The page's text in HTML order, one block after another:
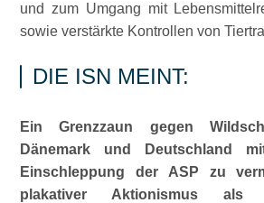
und zum Umgang mit
sowie verstärkte Kontrollen von
DIE ISN MEINT:
Ein Grenzzaun gegen
Dänemark und Deutschland
Einschleppung der ASP zu
plakativer Aktionismus als